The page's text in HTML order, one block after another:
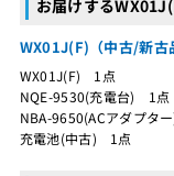
お届けする
WX01J(F)（中古/新古
WX01J(F) 1点
NQE-9530(充電台) 1点
NBA-9650(ACアダプタ
充電池(中古) 1点